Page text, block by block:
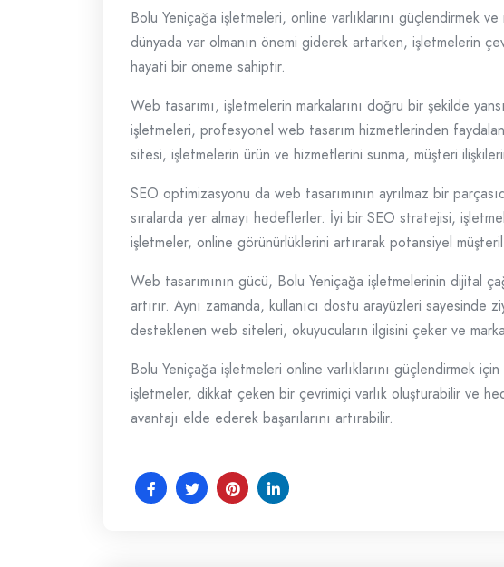
Bolu Yeniçağa işletmeleri, online varlıklarını güçlendirmek
dünyada var olmanın önemi giderek artarken, işletmelerin
hayati bir öneme sahiptir.
Web tasarımı, işletmelerin markalarını doğru bir şekilde
işletmeleri, profesyonel web tasarım hizmetlerinden
sitesi, işletmelerin ürün ve hizmetlerini sunma, müşteri
SEO optimizasyonu da web tasarımının ayrılmaz bir
sıralarda yer almayı hedeflerler. İyi bir SEO stratejisi,
işletmeler, online görünürlüklerini artırarak potansiyel
Web tasarımının gücü, Bolu Yeniçağa işletmelerinin dijital
artırır. Aynı zamanda, kullanıcı dostu arayüzleri sayesinde
desteklenen web siteleri, okuyucuların ilgisini çeker ve
Bolu Yeniçağa işletmeleri online varlıklarını güçlendirmek
işletmeler, dikkat çeken bir çevrimiçi varlık oluşturabilir ve
avantajı elde ederek başarılarını artırabilir.